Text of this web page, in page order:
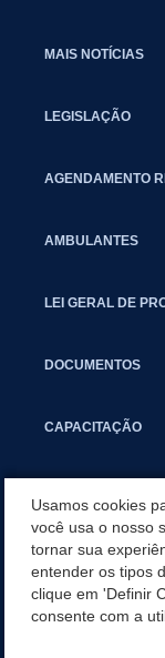
MAIS NOTÍCIAS
LEGISLAÇÃO
AGENDAMENTO
AMBULANTES
LEI GERAL DE
DOCUMENTOS
CAPACITAÇÃO
GUIA RÁPIDO
SERVIÇOS
Usamos cookies
você usa o nosso
tornar sua
entender os tipos
clique em 'Definir
consente com a